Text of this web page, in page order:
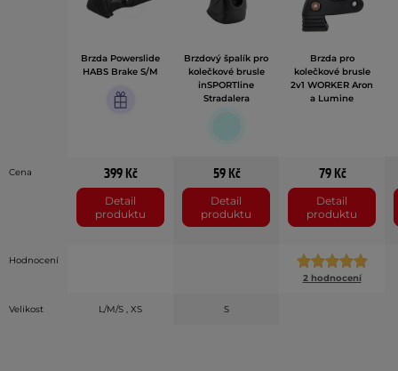
Brzda Powerslide
HABS Brake S/M
Brzdový špalík pro
kolečkové brusle
inSPORTline
Stradalera
Brzda pro
kolečkové brusle
2v1 WORKER Aron
a Lumine
Cena 399 Kč
Detail
produktu
59 Kč
Detail
produktu
79 Kč
Detail
produktu
Hodnocení
2 hodnocení
Velikost L/M/S , XS S